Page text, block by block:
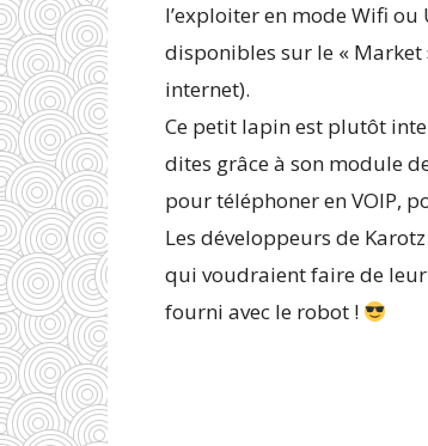
l’exploiter en mode Wifi ou
disponibles sur le «
internet).
Ce petit lapin est plutôt
dites grâce à son module
pour téléphoner en VOIP,
Les développeurs de
qui voudraient faire de
fourni avec le robot !